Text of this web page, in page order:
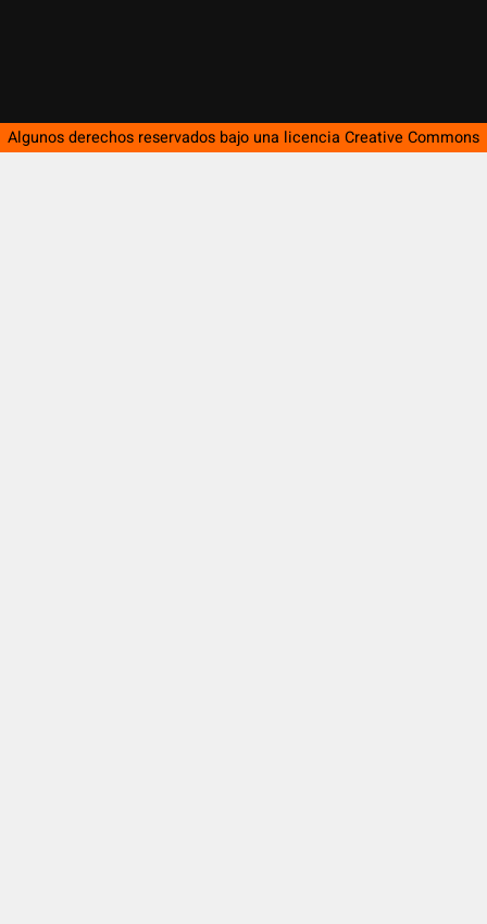
Algunos derechos reservados bajo una licencia Creative Commons